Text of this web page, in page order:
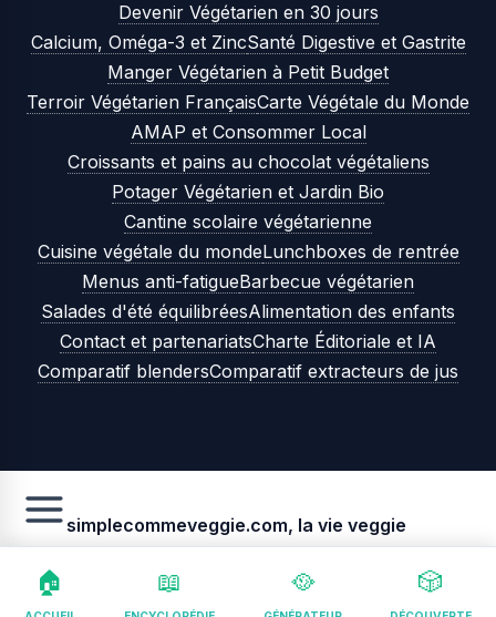
Devenir Végétarien en 30 jours
Calcium, Oméga-3 et ZincSanté Digestive et Gastrite
Manger Végétarien à Petit Budget
Terroir Végétarien FrançaisCarte Végétale du Monde
AMAP et Consommer Local
Croissants et pains au chocolat végétaliens
Potager Végétarien et Jardin Bio
Cantine scolaire végétarienne
Cuisine végétale du mondeLunchboxes de rentrée
Menus anti-fatigueBarbecue végétarien
Salades d'été équilibréesAlimentation des enfants
Contact et partenariatsCharte Éditoriale et IA
Comparatif blendersComparatif extracteurs de jus
🏠 📖 🥘 🎲
simplecommeveggie.com, la vie veggie